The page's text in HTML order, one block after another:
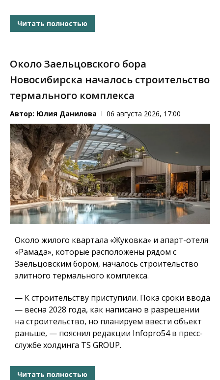
Читать полностью
Около Заельцовского бора
Новосибирска началось строительство
термального комплекса
Автор: Юлия Данилова 06 августа 2026, 17:00
Около жилого квартала «Жуковка» и апарт-отеля
«Рамада», которые расположены рядом с
Заельцовским бором, началось строительство
элитного термального комплекса.
— К строительству приступили. Пока сроки ввода
— весна 2028 года, как написано в разрешении
на строительство, но планируем ввести объект
раньше, — пояснил редакции Infopro54 в пресс-
службе холдинга TS GROUP.
Читать полностью